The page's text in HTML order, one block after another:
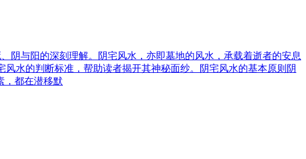
阴与阳的深刻理解。阴宅风水，亦即墓地的风水，承载着逝者的安息
水的判断标准，帮助读者揭开其神秘面纱。阴宅风水的基本原则阴
，都在潜移默